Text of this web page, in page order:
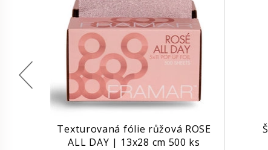
Texturovaná fólie růžová ROSE
ALL DAY | 13x28 cm 500 ks